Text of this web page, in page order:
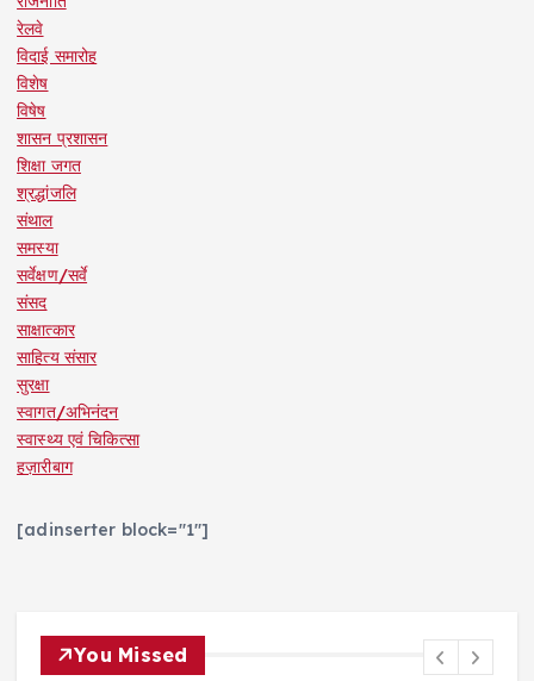
रेलवे
विदाई समारोह
विशेष
विषेष
शासन प्रशासन
शिक्षा जगत
श्रद्धांजलि
संथाल
समस्या
सर्वेक्षण/सर्वे
संसद
साक्षात्कार
साहित्य संसार
सुरक्षा
स्वागत/अभिनंदन
स्वास्थ्य एवं चिकित्सा
हज़ारीबाग
[adinserter block="1"]
You Missed